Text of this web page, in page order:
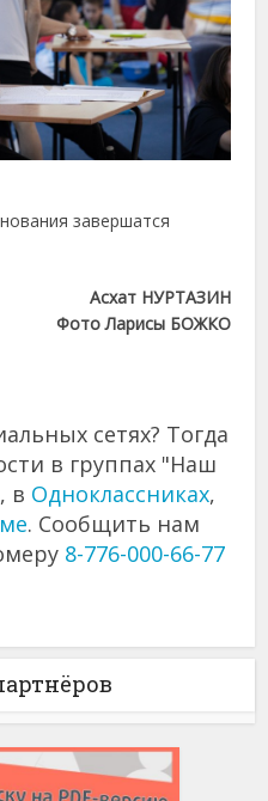
завершатся
Асхат НУРТАЗИН
Фото Ларисы БОЖКО
сетях? Тогда
в группах "Наш
, в Одноклассниках,
. Сообщить нам
8-776-000-66-77